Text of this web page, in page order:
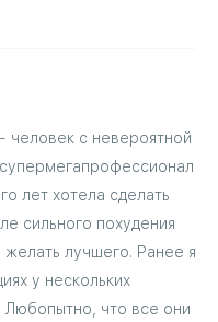
человек с невероятной
лет хотела сделать
сильного похудения
лучшего. Ранее я
у нескольких
Любопытно, что все они